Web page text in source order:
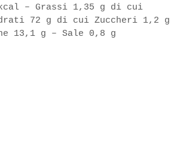
kcal – Grassi 1,35 g di cui
72 g di cui Zuccheri 1,2 g
13,1 g – Sale 0,8 g